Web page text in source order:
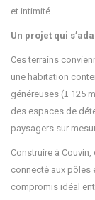
et intimité.
Un projet qui
Ces terrains
une habitation
généreuses (± 125
des espaces de
paysagers sur
Construire à
connecté aux pôles
compromis idéal